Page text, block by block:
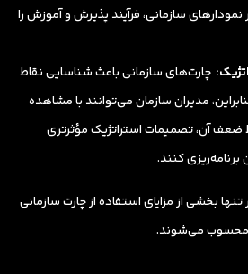
نمودارهای سازمانی، فرآیند پذیرش و آموزش را
چارت‌های سازمانی باعث شناسایی نقاط
مدیران سازمان می‌توانند با مشاهده
ضعف آن، تصمیمات استراتژیک مؤثرتری
برنامه‌ریزی کنند.
بخشی از مزایای استفاده از چارت سازمانی
محسوب می‌شوند.